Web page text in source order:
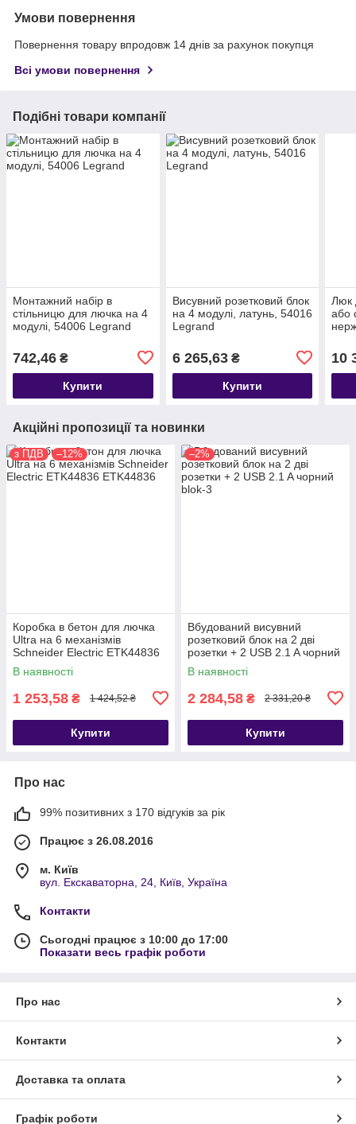
Умови повернення
Повернення товару впродовж 14 днів за рахунок покупця
Всі умови повернення
Подібні товари компанії
Монтажний набір в
стільницю для лючка на 4
модулі, 54006 Legrand
742,46 ₴
Купити
Висувний розетковий блок
на 4 модулі, латунь, 54016
Legrand
6 265,63₴
Купити
Люк
або
10
Акційні пропозиції та новинки
з ПДВ –12%
Коробка в бетон для лючка
Ultra на 6 механізмів
Schneider Electric ETK44836
В наявності
1 253,58 ₴ 1 424,52 ₴
Купити
–2%
Вбудований висувний
розетковий блок на 2 дві
розетки + 2 USB 2.1 A чорний
В наявності
2 284,58 ₴ 2 331,20 ₴
Купити
Про нас
99% позитивних з 170 відгуків за рік
Працює з 26.08.2016
м. Київ
вул. Екскаваторна, 24, Київ, Україна
Контакти
Сьогодні працює з 10:00 до 17:00
Показати весь графік роботи
Про нас
Контакти
Доставка та оплата
Графік роботи